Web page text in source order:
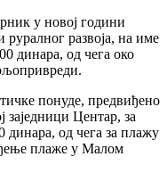
у новој години
развоја, на име
динара, од чега око
понуде, предвиђено
заједници Центар, за
динара, од чега за плажу
плаже у Малом